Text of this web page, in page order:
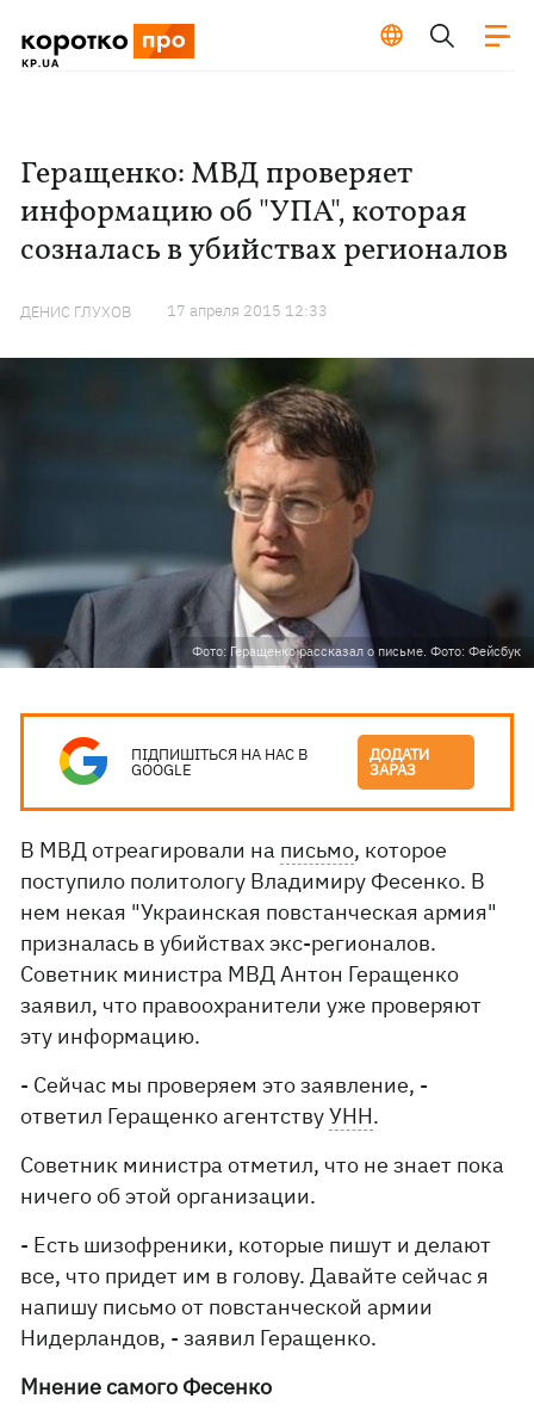
Геращенко: МВД проверяет
информацию об "УПА", которая
созналась в убийствах регионалов
ДЕНИС ГЛУХОВ 17 апреля 2015 12:33
Фото: Геращенко рассказал о письме. Фото: Фейсбук
ПІДПИШІТЬСЯ НА НАС В
GOOGLE
ДОДАТИ
ЗАРАЗ
В МВД отреагировали на письмо, которое
поступило политологу Владимиру Фесенко. В
нем некая "Украинская повстанческая армия"
призналась в убийствах экс-регионалов.
Советник министра МВД Антон Геращенко
заявил, что правоохранители уже проверяют
эту информацию.
- Сейчас мы проверяем это заявление, -
ответил Геращенко агентствуУНН.
Советник министра отметил, что не знает пока
ничего об этой организации.
- Есть шизофреники, которые пишут и делают
все, что придет им в голову. Давайте сейчас я
напишу письмо от повстанческой армии
Нидерландов, - заявил Геращенко.
Мнение самого Фесенко